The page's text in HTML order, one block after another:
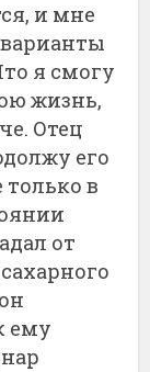
и мне
варианты
я смогу
жизнь,
Отец
его
в
от
ему